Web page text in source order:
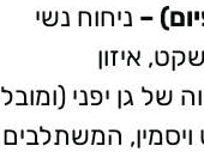
ניחוח נשי
איזון
גן יפני (ומובל
ויסמין, המשתלבים